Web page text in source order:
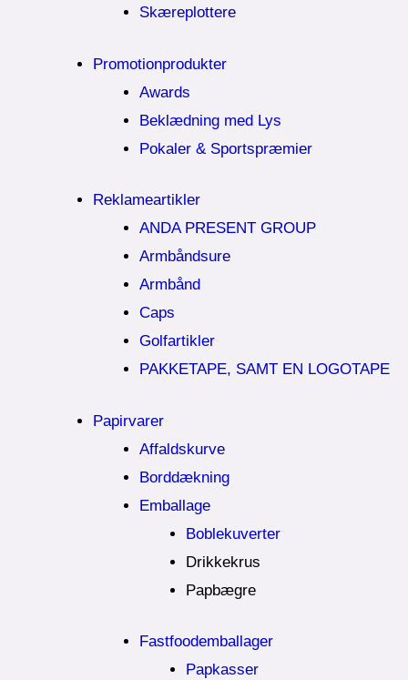
Skæreplottere
Promotionprodukter
Awards
Beklædning med Lys
Pokaler & Sportspræmier
Reklameartikler
ANDA PRESENT GROUP
Armbåndsure
Armbånd
Caps
Golfartikler
PAKKETAPE, SAMT EN LOGOTAPE
Papirvarer
Affaldskurve
Borddækning
Emballage
Boblekuverter
Drikkekrus
Papbægre
Fastfoodemballager
Papkasser